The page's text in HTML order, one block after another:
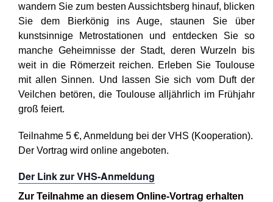
wandern Sie zum besten Aussichtsberg hinauf, blicken
Sie dem Bierkönig ins Auge, staunen Sie über
kunstsinnige Metrostationen und entdecken Sie so
manche Geheimnisse der Stadt, deren Wurzeln bis
weit in die Römerzeit reichen. Erleben Sie Toulouse
mit allen Sinnen. Und lassen Sie sich vom Duft der
Veilchen betören, die Toulouse alljährlich im Frühjahr
groß feiert.
Teilnahme 5 €, Anmeldung bei der VHS (Kooperation).
Der Vortrag wird online angeboten.
Der Link zur VHS-Anmeldung
Zur Teilnahme an diesem Online-Vortrag erhalten